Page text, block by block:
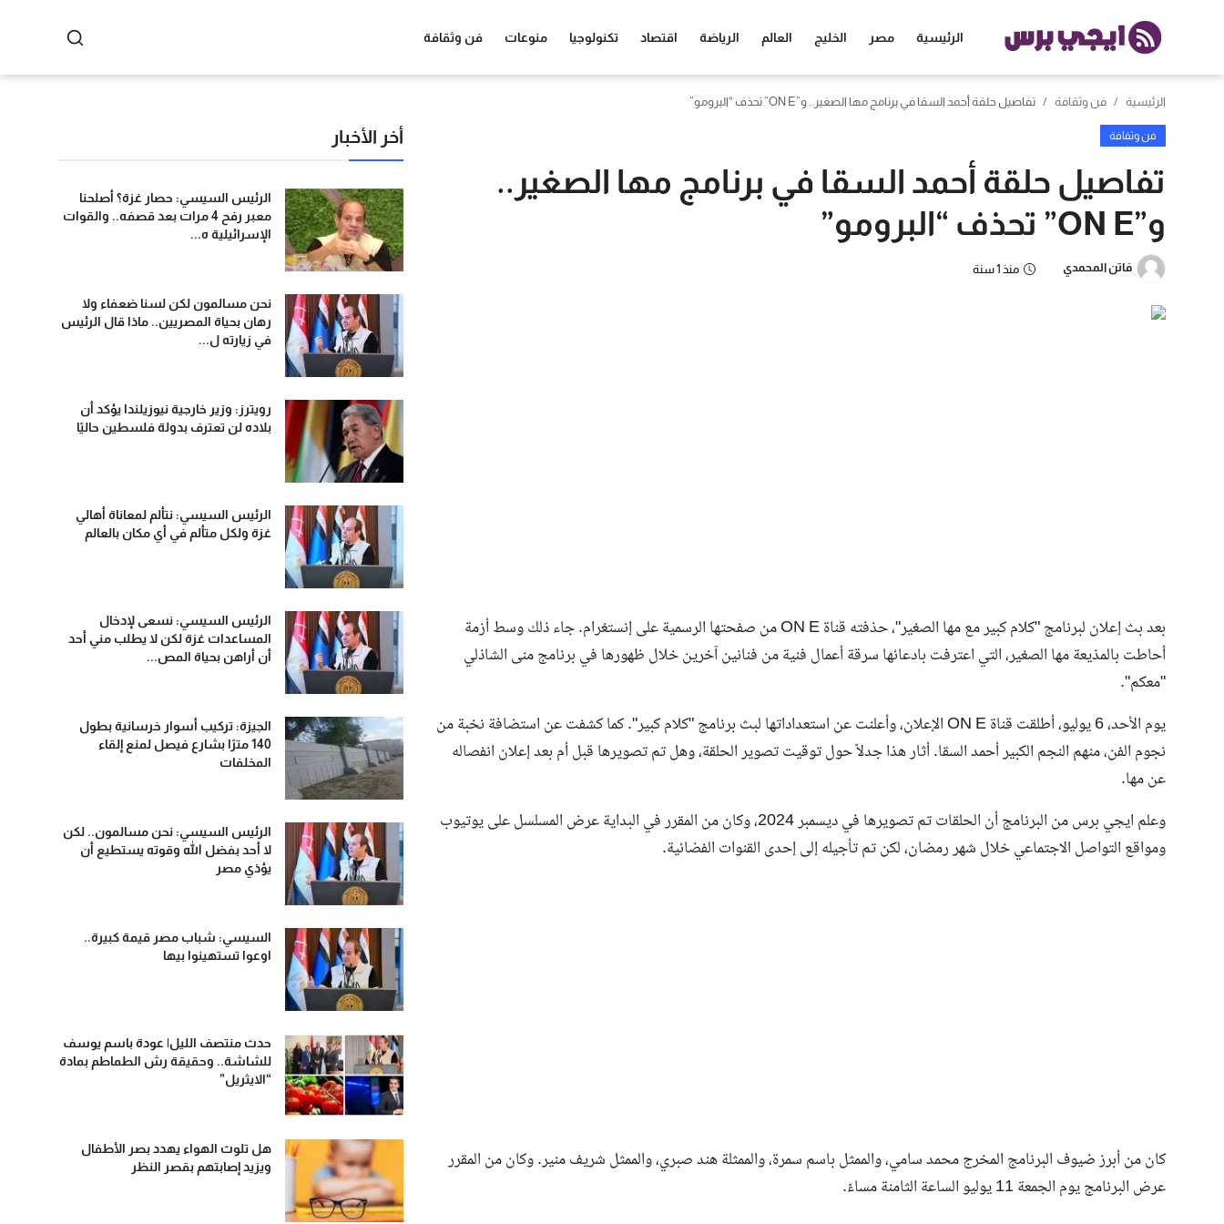
الرئيسية مصر الخليج العالم الرياضة اقتصاد تكنولوجيا منوعات فن وثقافة
الرئيسية فن وثقافة تفاصيل حلقة أحمد السقا في برنامج مها الصغير.. و”ON E” تحذف “البرومو”
فن وثقافة
تفاصيل حلقة أحمد السقا في برنامج مها الصغير..
و”ON E” تحذف “البرومو”
فاتن المحمدي منذ 1 سنة
بعد بث إعلان لبرنامج "كلام كبير مع مها الصغير"، حذفته قناة ON E من صفحتها الرسمية على إنستغرام. جاء ذلك وسط أزمة
أحاطت بالمذيعة مها الصغير، التي اعترفت بادعائها سرقة أعمال فنية من فنانين آخرين خلال ظهورها في برنامج منى الشاذلي
"معكم".
يوم الأحد، 6 يوليو، أطلقت قناة ON E الإعلان، وأعلنت عن استعداداتها لبث برنامج "كلام كبير". كما كشفت عن استضافة نخبة من
نجوم الفن، منهم النجم الكبير أحمد السقا. أثار هذا جدلاً حول توقيت تصوير الحلقة، وهل تم تصويرها قبل أم بعد إعلان انفصاله
عن مها.
وعلم ايجي برس من البرنامج أن الحلقات تم تصويرها في ديسمبر 2024، وكان من المقرر في البداية عرض المسلسل على يوتيوب
ومواقع التواصل الاجتماعي خلال شهر رمضان، لكن تم تأجيله إلى إحدى القنوات الفضائية.
كان من أبرز ضيوف البرنامج المخرج محمد سامي، والممثل باسم سمرة، والممثلة هند صبري، والممثل شريف منير. وكان من المقرر
عرض البرنامج يوم الجمعة 11 يوليو الساعة الثامنة مساءً.
أخر الأخبار
الرئيس السيسي: حصار غزة؟ أصلحنا
معبر رفح 4 مرات بعد قصفه.. والقوات
الإسرائيلية ه...
نحن مسالمون لكن لسنا ضعفاء ولا
رهان بحياة المصريين.. ماذا قال الرئيس
في زيارته ل...
رويترز: وزير خارجية نيوزيلندا يؤكد أن
بلاده لن تعترف بدولة فلسطين حاليًا
الرئيس السيسي: نتألم لمعاناة أهالي
غزة ولكل متألم في أي مكان بالعالم
الرئيس السيسي: نسعى لإدخال
المساعدات غزة لكن لا يطلب مني أحد
أن أراهن بحياة المص...
الجيزة: تركيب أسوار خرسانية بطول
140 مترًا بشارع فيصل لمنع إلقاء
المخلفات
الرئيس السيسي: نحن مسالمون.. لكن
لا أحد بفضل الله وقوته يستطيع أن
يؤذي مصر
السيسي: شباب مصر قيمة كبيرة..
اوعوا تستهينوا بيها
حدث منتصف الليل| عودة باسم يوسف
للشاشة.. وحقيقة رش الطماطم بمادة
“الايثريل”
هل تلوث الهواء يهدد بصر الأطفال
ويزيد إصابتهم بقصر النظر